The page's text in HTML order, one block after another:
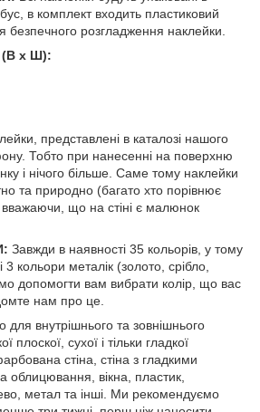
в комплект входить пластиковий
розгладження наклейки.
(В х Ш):
представлені в каталозі нашого
Тобто при нанесенні на поверхню
і нічого більше. Саме тому наклейки
та природно (багато хто порівнює
що на стіні є малюнок
Завжди в наявності 35 кольорів, у тому
3 кольори металік (золото, срібло,
допомогти вам вибрати колір, що вас
нам про це.
для внутрішнього та зовнішнього
плоскої, сухої і тільки гладкої
стіна, стіна з гладкими
облицювання, вікна, пластик,
метал та інші. Ми рекомендуємо